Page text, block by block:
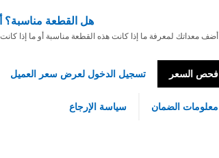
هل القطعة مناسبة؟
أضف معداتك لمعرفة ما إذا كانت هذه القطعة مناسبة أو ما إذا
فحص السعر تسجيل الدخول لعرض سعر العميل
معلومات الضمان سياسة الإرجاع